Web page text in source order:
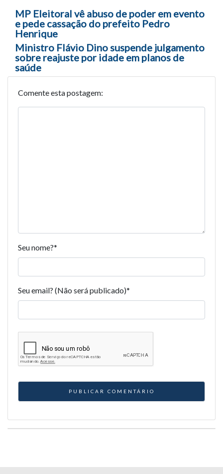
Navegação entre posts
MP Eleitoral vê abuso de poder em evento
e pede cassação do prefeito Pedro
Henrique
Ministro Flávio Dino suspende julgamento
sobre reajuste por idade em planos de
saúde
Comente esta postagem:
Seu nome?*
Seu email? (Não será publicado)*